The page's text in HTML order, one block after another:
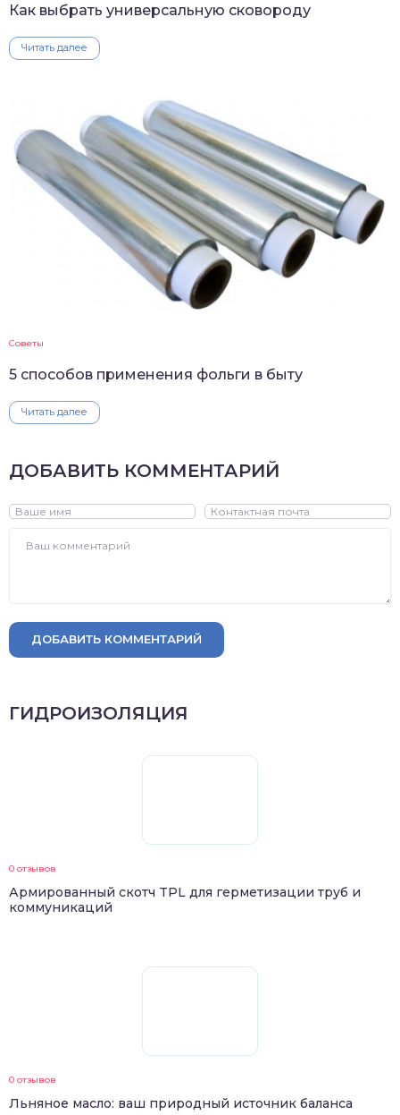
Как выбрать универсальную сковороду
Читать далее
Советы
5 способов применения фольги в быту
Читать далее
ДОБАВИТЬ КОММЕНТАРИЙ
ДОБАВИТЬ КОММЕНТАРИЙ
ГИДРОИЗОЛЯЦИЯ
0 отзывов
Армированный скотч TPL для герметизации труб и
коммуникаций
0 отзывов
Льняное масло: ваш природный источник баланса